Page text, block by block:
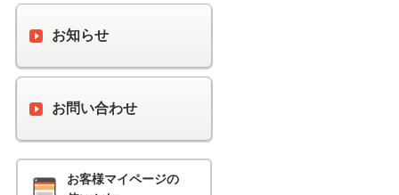
お知らせ
お問い合わせ
お客様マイページの